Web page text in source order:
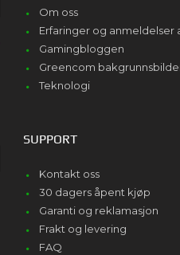
Om oss
Erfaringer og anmeldelser
Gamingbloggen
Greencom
Teknologi
SUPPORT
Kontakt oss
30 dagers åpent kjøp
Garanti og reklamasjon
Frakt og levering
FAQ